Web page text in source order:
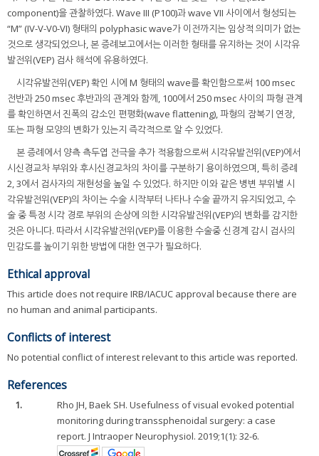
component)을 관찰하였다. Wave III (P100)과 wave VII 사이에서 형성되는
“M” (IV-V-V0-VI) 형태의 polyphasic wave가 이전까지는 임상적 의미가 없는
것으로 생각되었으나, 본 증례보고에서는 이러한 형태를 유지하는 것이 시각유
발전위(VEP) 검사 해석에 유용하였다.
시각유발전위(VEP) 확인 시에 M 형태의 wave를 확인함으로써 100 msec
전반과 250 msec 후반과의 관계와 함께, 100에서 250 msec 사이의 파형 관계
를 확인하면서 진폭의 감소인 편평화(wave flattening), 파형의 잠복기 연장,
또는 파형 모양의 변화가 있는지 즉각적으로 알 수 있었다.
본 증례에서 양측 측두엽 전극을 추가 적용함으로써 시각유발전위(VEP)에서
시신경교차 부위와 후시신경교차의 차이를 구분하기 용이하였으며, 특히 증례
2, 3에서 검사자의 재현성을 높일 수 있었다. 하지만 이와 같은 병변 부위별 시
각유발전위(VEP)의 차이는 수술 시작부터 나타나 수술 끝까지 유지되었고, 수
술 중 특정 시각 경로 부위의 손상에 의한 시각유발전위(VEP)의 변화를 감지한
것은 아니다. 따라서 시각유발전위(VEP)를 이용한 수술중 신경계 감시 검사의
민감도를 높이기 위한 방법에 대한 연구가 필요하다.
Ethical approval
This article does not require IRB/IACUC approval because there are
no human and animal participants.
Conflicts of interest
No potential conflict of interest relevant to this article was reported.
References
1.
Rho JH, Baek SH. Usefulness of visual evoked potential
monitoring during transsphenoidal surgery: a case
report. J Intraoper Neurophysiol. 2019;1(1): 32-6.